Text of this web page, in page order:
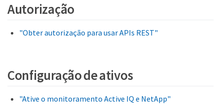
Autorização
"Obter autorização para usar APIs REST"
Configuração de ativos
"Ative o monitoramento Active IQ e NetApp"